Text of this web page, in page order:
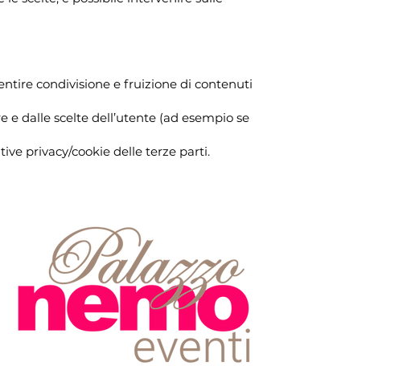
condivisione e fruizione di contenuti
e dalle scelte dell’utente (ad esempio se
privacy/cookie delle terze parti.